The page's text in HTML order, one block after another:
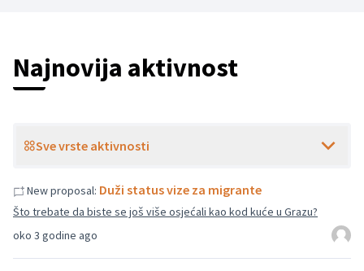
Najnovija aktivnost
Sve vrste aktivnosti
oko 3 godine ago
New proposal: Duži status vize za migrante
Što trebate da biste se još više osjećali kao kod kuće u Grazu?